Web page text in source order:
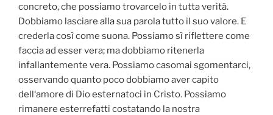
concreto, che possiamo trovarcelo in tutta verità.
Dobbiamo lasciare alla sua parola tutto il suo valore. E
crederla così come suona. Possiamo sì riflettere come
faccia ad esser vera; ma dobbiamo ritenerla
infallantemente vera. Possiamo casomai sgomentarci,
osservando quanto poco dobbiamo aver capito
dell‘amore di Dio esternatoci in Cristo. Possiamo
rimanere esterrefatti costatando la nostra